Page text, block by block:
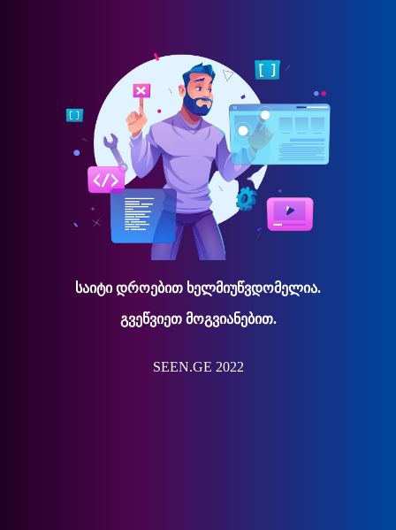
საიტი დროებით ხელმიუწვდომელია.
გვეწვიეთ მოგვიანებით.
SEEN.GE 2022